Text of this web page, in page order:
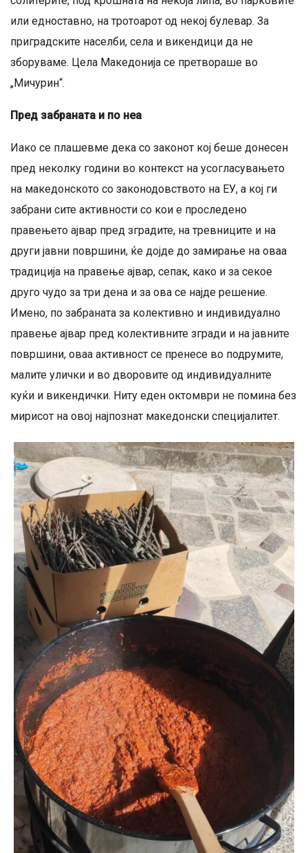
или едноставно, на тротоарот од некој булевар. За
приградските населби, села и викендици да не
зборуваме. Цела Македонија се претвораше во
„Мичурин“.
Пред забраната и по неа
Иако се плашевме дека со законот кој беше донесен
пред неколку години во контекст на усогласувањето
на македонското со законодовството на ЕУ, а кој ги
забрани сите активности со кои е проследено
правењето ајвар пред зградите, на тревниците и на
други јавни површини, ќе дојде до замирање на оваа
традиција на правење ајвар, сепак, како и за секое
друго чудо за три дена и за ова се најде решение.
Имено, по забраната за колективно и индивидуално
правење ајвар пред колективните згради и на јавните
површини, оваа активност се пренесе во подрумите,
малите улички и во дворовите од индивидуалните
куќи и викендички. Ниту еден октомври не помина без
мирисот на овој најпознат македонски специјалитет.